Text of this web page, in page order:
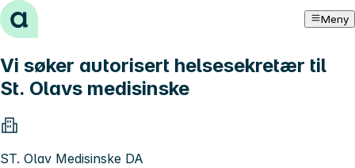
Hopp til innhold Meny
Vi søker autorisert helsesekretær til
St. Olavs medisinske
ST. Olav Medisinske DA